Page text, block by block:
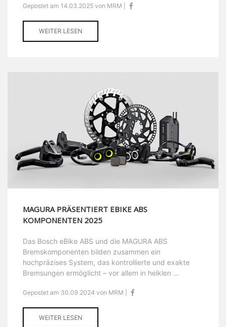
Gepostet am 14.03.2025 von MRM |
WEITER LESEN
MAGURA PRÄSENTIERT EBIKE ABS
KOMPONENTEN 2025
Das Bosch eBike ABS und die MAGURA ABS
Bremskomponenten bilden zusammen ein
hochpräzises System, das kontrollierte und exakte
Bremsungen ermöglicht – vor allem in heiklen ...
Gepostet am 30.09.2024 von MRM |
WEITER LESEN